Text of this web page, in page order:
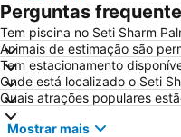
Perguntas
Tem piscina no Seti Sharm
Animais de estimação são
Tem estacionamento
Onde está localizado o Seti
Quais atrações populares
Mostrar mais